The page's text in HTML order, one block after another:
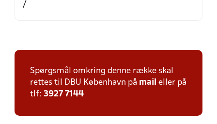
/
Spørgsmål omkring denne række skal
rettes til DBU København på mail eller på
tlf: 3927 7144